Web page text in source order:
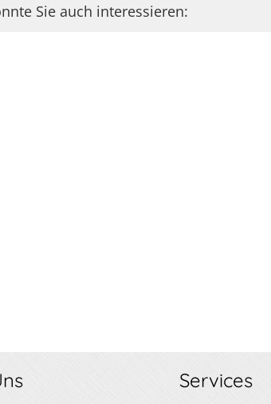
Sie auch interessieren:
Services